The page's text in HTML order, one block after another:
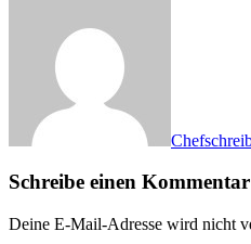
Schreibe einen Kommentar
Deine E-Mail-Adresse wird nicht